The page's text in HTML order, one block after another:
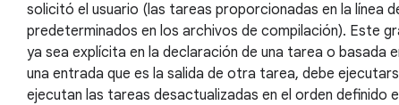
solicitó el usuario (las tareas proporcionadas en la línea
predeterminados en los archivos de compilación). Este
ya sea explícita en la declaración de una tarea o basada
una entrada que es la salida de otra tarea, debe
ejecutan las tareas desactualizadas en el orden definido